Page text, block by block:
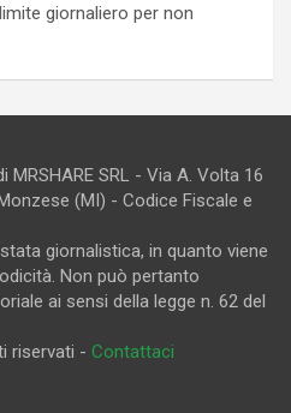
giornaliero per non
SRL - Via A. Volta 16
(MI) - Codice Fiscale e
giornalistica, in quanto viene
Non può pertanto
ai sensi della legge n. 62 del
riservati - Contattaci